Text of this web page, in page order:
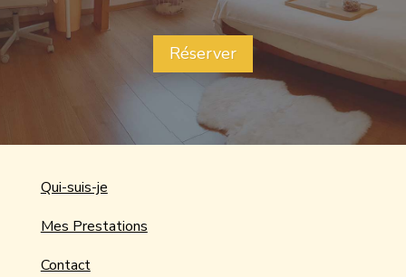
Réserver
Qui-suis-je
Mes Prestations
Contact